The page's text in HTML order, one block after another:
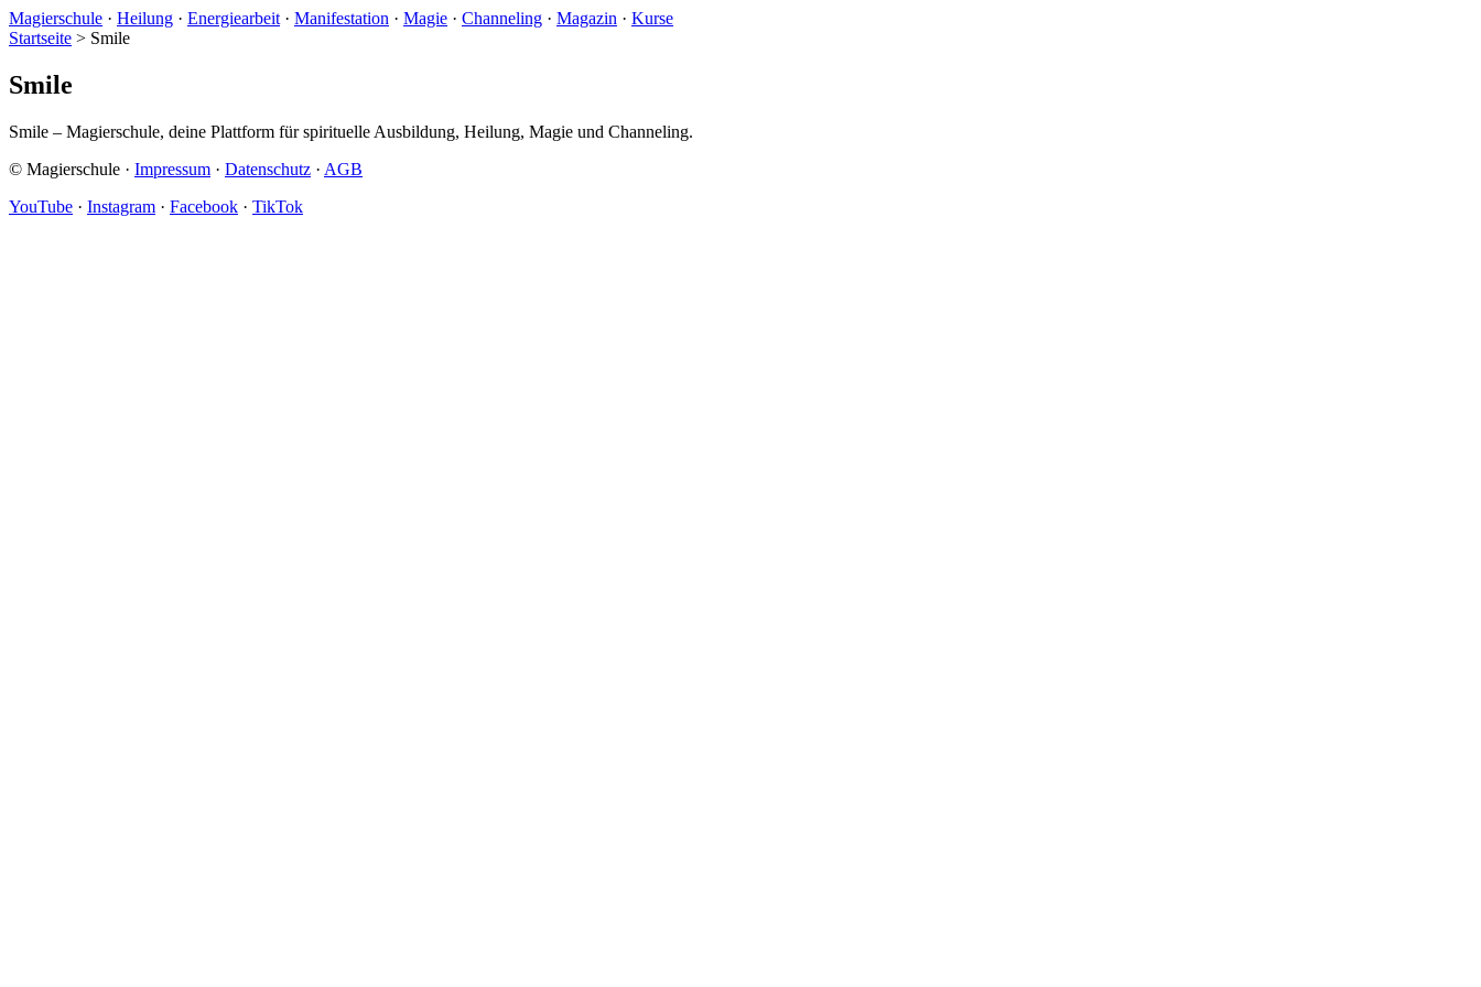
Magierschule · Heilung · Energiearbeit · Manifestation · Magie · Channeling · Magazin · Kurse
Startseite > Smile
Smile
Smile – Magierschule, deine Plattform für spirituelle Ausbildung, Heilung, Magie und Channeling.
© Magierschule · Impressum · Datenschutz · AGB
YouTube · Instagram · Facebook · TikTok